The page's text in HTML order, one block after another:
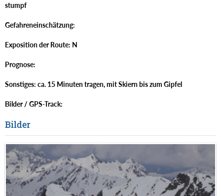
stumpf
Gefahreneinschätzung:
Exposition der Route: N
Prognose:
Sonstiges: ca. 15 Minuten tragen, mit Skiern bis zum Gipfel
Bilder / GPS-Track:
Bilder